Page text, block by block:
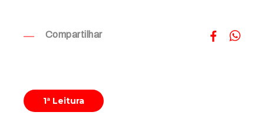
Compartilhar
1ª Leitura